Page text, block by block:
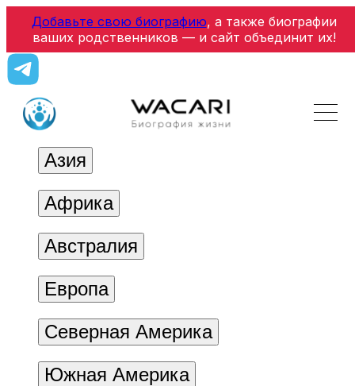
Добавьте свою биографию, а также биографии
ваших родственников — и сайт объединит их!
Азия
Африка
Австралия
Европа
Северная Америка
Южная Америка